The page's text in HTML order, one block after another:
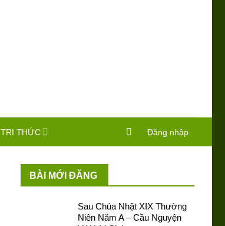
TRI THỨC Đăng nhập
BÀI MỚI ĐĂNG
Sau Chúa Nhật XIX Thường
Niên Năm A – Cầu Nguyện